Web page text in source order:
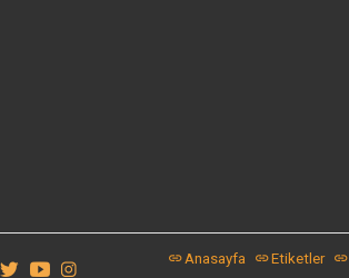
Anasayfa Etiketler